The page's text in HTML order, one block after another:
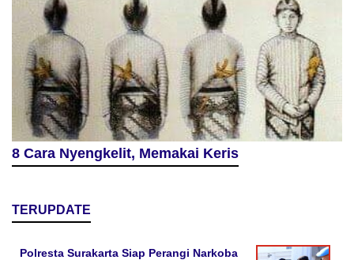
8 Cara Nyengkelit, Memakai Keris
TERUPDATE
Polresta Surakarta Siap Perangi Narkoba